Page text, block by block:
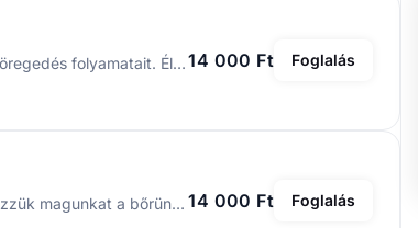
Meleg olajos masszázs, ami táplálja az egész testet és lassítja az öregedés folyamatait. Élénkíti a keringést, beolajozza az ízületeket és a végtagokat. Elősegíti a pihentető alvást, nyugtatja az idegeket és méregteleníti az egész testet.14 000 Ft Foglalás
A testi, lelki harmóniához tartozik testünk elfogadása, hogy jól érezzük magunkat a bőrünkben. Kortól, testalkattól függetlenül, életmódunk vagy hajlamaink miatt sokunkon megjelenik a nem kívánt Cellulit, más néven narancsbőr. A narancsbőr kialakulásának fő oka a zsírszövet szabálytalan betüremkedése a bőr irha rétegébe, ami masszázzsal, masszázskúrával hatékonyan csökkenthető vagy megszüntethető annak mértékétől. A masszázs során a problémás területet gyógynövény porokkal és olajokkal kezeljük. Ajánlott kezelés 8-10 alkalom egyéntől függően. 14 000 Ft Foglalás